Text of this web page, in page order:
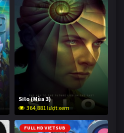
Silo (Mùa 3)
364,881 lượt xem
FULL HD VIETSUB